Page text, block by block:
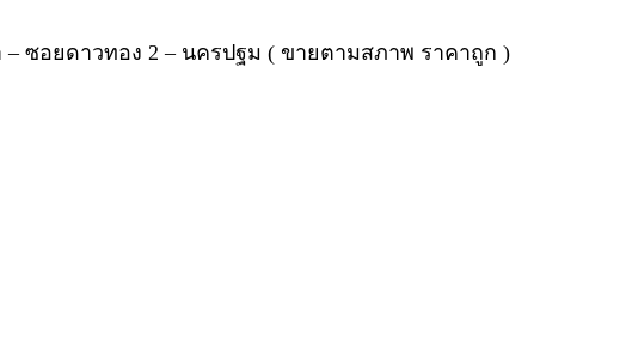
ซอยดาวทอง 2 – นครปฐม ( ขายตามสภาพ ราคาถูก )